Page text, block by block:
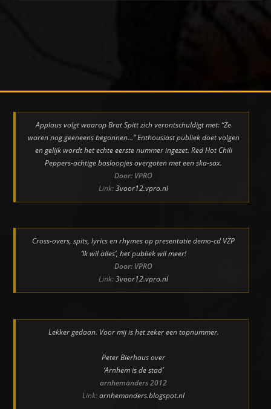
Applaus volgt waarop Brat Spitt zich verontschuldigt met: “Ze
waren nog geeneens begonnen…” Enthousiast publiek doet volgen
en gelijk wordt het echte eerste nummer ingezet. Red Hot Chili
Peppers-achtige basloopjes overgoten met een ska-sax.
Door: VPRO
Link:3voor12.vpro.nl
Cross-overs, spits, lyrics en rhymes op presentatie demo-cd VZP
‘Ik wil alles’, het publiek wil meer!
Door: VPRO
Link:3voor12.vpro.nl
Lekker gedaan. Voor mij is het zeker een topnummer.
Peter Bierhaus over
‘Arnhem is de stad’
arnhemanders 2012
Link:arnhemanders.blogspot.nl